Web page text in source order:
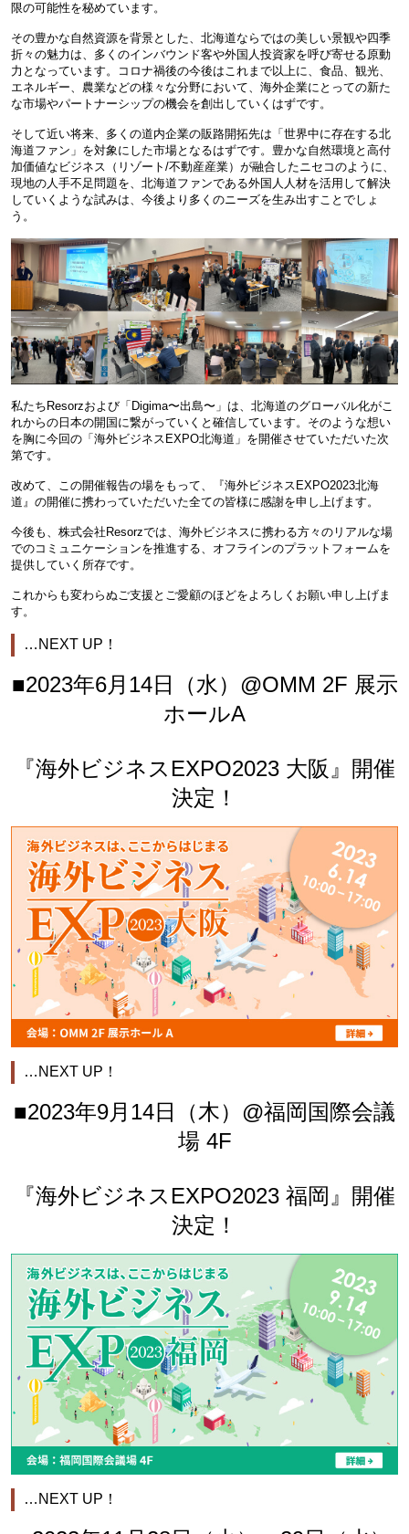
限の可能性を秘めています。
その豊かな自然資源を背景とした、北海道ならではの美しい景観や四季
折々の魅力は、多くのインバウンド客や外国人投資家を呼び寄せる原動
力となっています。コロナ禍後の今後はこれまで以上に、食品、観光、
エネルギー、農業などの様々な分野において、海外企業にとっての新た
な市場やパートナーシップの機会を創出していくはずです。
そして近い将来、多くの道内企業の販路開拓先は「世界中に存在する北
海道ファン」を対象にした市場となるはずです。豊かな自然環境と高付
加価値なビジネス（リゾート/不動産産業）が融合したニセコのように、
現地の人手不足問題を、北海道ファンである外国人人材を活用して解決
していくような試みは、今後より多くのニーズを生み出すことでしょ
う。
私たちResorzおよび「Digima〜出島〜」は、北海道のグローバル化がこ
れからの日本の開国に繋がっていくと確信しています。そのような想い
を胸に今回の「海外ビジネスEXPO北海道」を開催させていただいた次
第です。
改めて、この開催報告の場をもって、『海外ビジネスEXPO2023北海
道』の開催に携わっていただいた全ての皆様に感謝を申し上げます。
今後も、株式会社Resorzでは、海外ビジネスに携わる方々のリアルな場
でのコミュニケーションを推進する、オフラインのプラットフォームを
提供していく所存です。
これからも変わらぬご支援とご愛顧のほどをよろしくお願い申し上げま
す。
…NEXT UP！
■2023年6月14日（水）@OMM 2F 展示
ホールA
『海外ビジネスEXPO2023 大阪』開催
決定！
…NEXT UP！
■2023年9月14日（木）@福岡国際会議
場 4F
『海外ビジネスEXPO2023 福岡』開催
決定！
…NEXT UP！